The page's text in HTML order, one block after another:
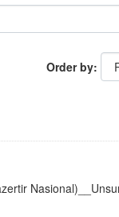
Order by